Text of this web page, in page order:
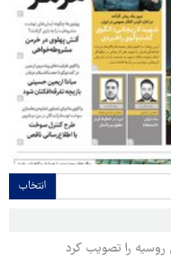
انتخاب
روسیه را تصویب کرد